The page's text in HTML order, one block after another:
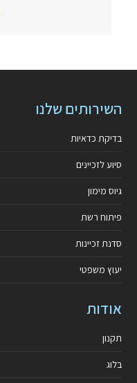
השירותים שלנו
בדיקת כדאיות
סיוע לזכיינים
גיוס מימון
פיתוח רשת
סדנת זכיינות
יעוץ משפטי
אודות
תקנון
בלוג